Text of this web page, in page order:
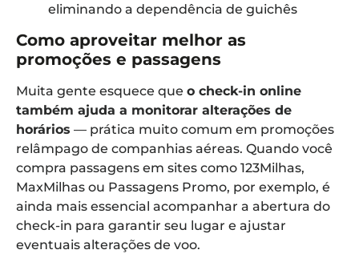
eliminando a dependência de guichês
Como aproveitar melhor as
promoções e passagens
Muita gente esquece que o check-in online
também ajuda a monitorar alterações de
horários — prática muito comum em promoções
relâmpago de companhias aéreas. Quando você
compra passagens em sites como 123Milhas,
MaxMilhas ou Passagens Promo, por exemplo, é
ainda mais essencial acompanhar a abertura do
check-in para garantir seu lugar e ajustar
eventuais alterações de voo.